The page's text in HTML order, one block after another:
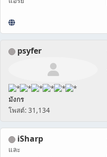
psyfer
มังกร
โพสต์: 31,134
iSharp
และ